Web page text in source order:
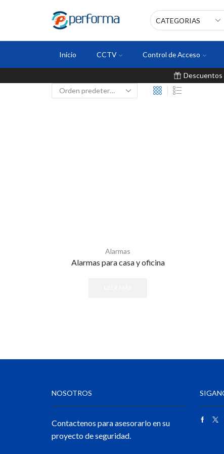
Inicio CCTV Control de Acceso
Descuentos
Alarmas
Alarmas para casa y oficina
NOSOTROS
Contactenos para asesorarlo en su
proyecto de seguridad.